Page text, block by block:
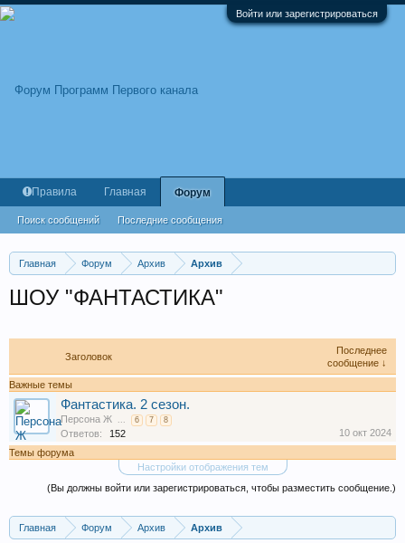
Войти или зарегистрироваться
Главная Форум Архив Архив
ШОУ "ФАНТАСТИКА"
Заголовок
Последнее
сообщение ↓
Важные темы
Фантастика. 2 сезон.
Персона Ж ... 6 7 8
Ответов: 152
10 окт 2024
Темы форума
Настройки отображения тем
(Вы должны войти или зарегистрироваться, чтобы разместить сообщение.)
Главная Форум Архив Архив
Правила Главная Форум
Поиск сообщений Последние сообщения